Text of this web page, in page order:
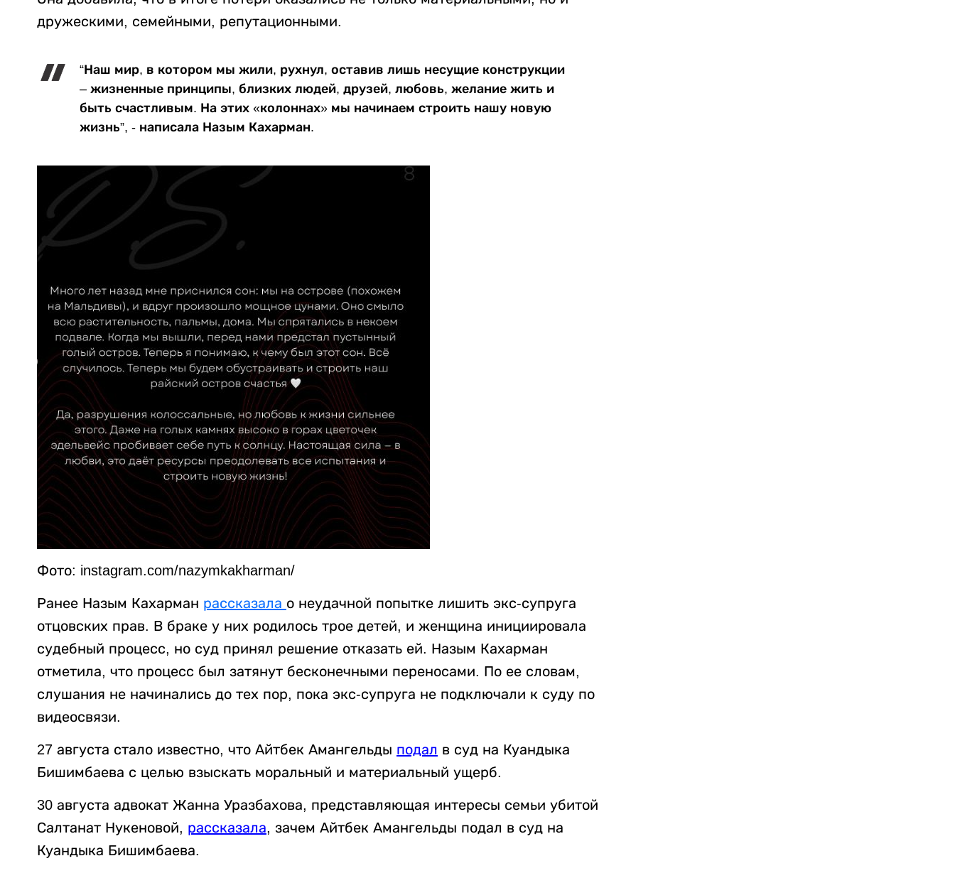
дружескими, семейными, репутационными.
“Наш мир, в котором мы жили, рухнул, оставив лишь несущие конструкции
– жизненные принципы, близких людей, друзей, любовь, желание жить и
быть счастливым. На этих «колоннах» мы начинаем строить нашу новую
жизнь”, - написала Назым Кахарман.
Фото: instagram.com/nazymkakharman/
Ранее Назым Кахарман рассказала о неудачной попытке лишить экс-супруга
отцовских прав. В браке у них родилось трое детей, и женщина инициировала
судебный процесс, но суд принял решение отказать ей. Назым Кахарман
отметила, что процесс был затянут бесконечными переносами. По ее словам,
слушания не начинались до тех пор, пока экс-супруга не подключали к суду по
видеосвязи.
27 августа стало известно, что Айтбек Амангельды подал в суд на Куандыка
Бишимбаева с целью взыскать моральный и материальный ущерб.
30 августа адвокат Жанна Уразбахова, представляющая интересы семьи убитой
Салтанат Нукеновой, рассказала, зачем Айтбек Амангельды подал в суд на
Куандыка Бишимбаева.